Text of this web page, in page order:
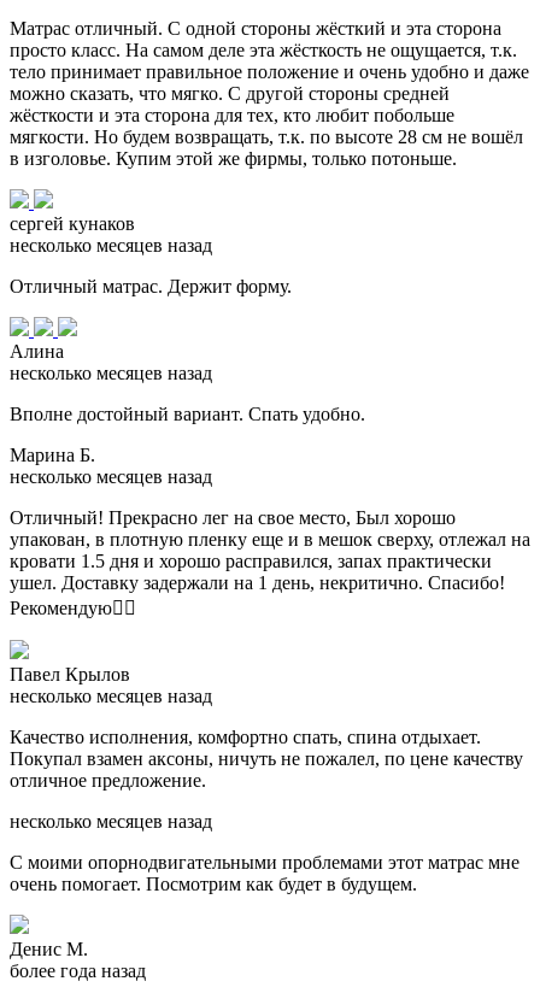
Матрас отличный. С одной стороны жёсткий и эта сторона
просто класс. На самом деле эта жёсткость не ощущается, т.к.
тело принимает правильное положение и очень удобно и даже
можно сказать, что мягко. С другой стороны средней
жёсткости и эта сторона для тех, кто любит побольше
мягкости. Но будем возвращать, т.к. по высоте 28 см не вошёл
в изголовье. Купим этой же фирмы, только потоньше.
сергей кунаков
несколько месяцев назад
Отличный матрас. Держит форму.
Алина
несколько месяцев назад
Вполне достойный вариант. Спать удобно.
Марина Б.
несколько месяцев назад
Отличный! Прекрасно лег на свое место, Был хорошо
упакован, в плотную пленку еще и в мешок сверху, отлежал на
кровати 1.5 дня и хорошо расправился, запах практически
ушел. Доставку задержали на 1 день, некритично. Спасибо!
Рекомендую👍🏻
Павел Крылов
несколько месяцев назад
Качество исполнения, комфортно спать, спина отдыхает.
Покупал взамен аксоны, ничуть не пожалел, по цене качеству
отличное предложение.
несколько месяцев назад
С моими опорнодвигательными проблемами этот матрас мне
очень помогает. Посмотрим как будет в будущем.
Денис М.
более года назад